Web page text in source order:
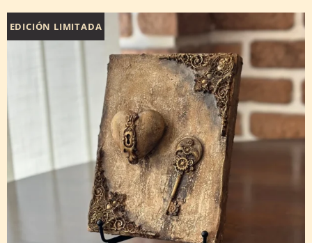
EDICIÓN LIMITADA